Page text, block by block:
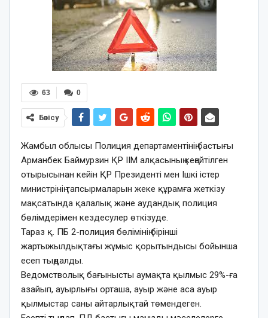
0
63
Бөлісу
Жамбыл облысы Полиция департаментінің бастығы
Арманбек Баймурзин ҚР ІІМ алқасының кеңейтілген
отырысынан кейін ҚР Президенті мен Ішкі істер
министрінің тапсырмаларын жеке құрамға жеткізу
мақсатында қалалық және аудандық полиция
бөлімдерімен кездесулер өткізуде.
Тараз қ. ПБ 2-полиция бөлімінің бірінші
жартыжылдықтағы жұмыс қорытындысы бойынша
есеп тыңдалды.
Ведомстволық бағынысты аумақта қылмыс 29%-ға
азайып, ауырлығы орташа, ауыр және аса ауыр
қылмыстар саны айтарлықтай төмендеген.